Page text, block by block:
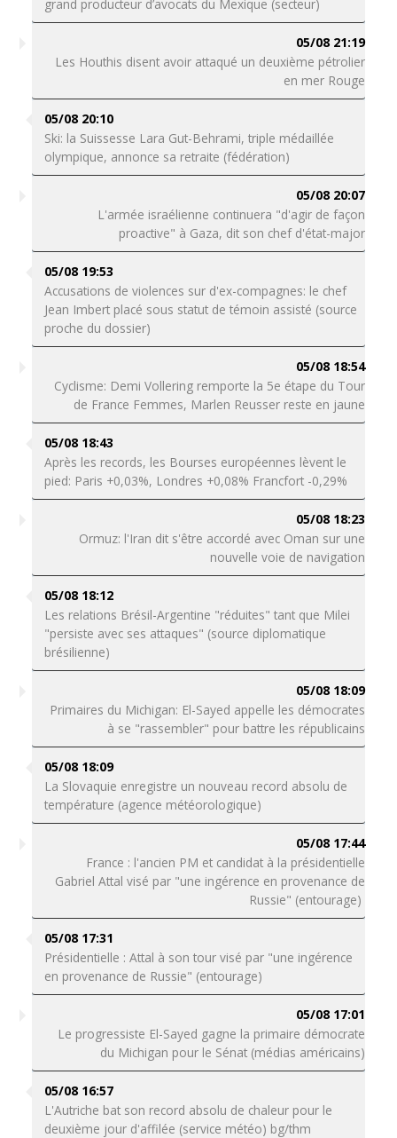
grand producteur d’avocats du Mexique (secteur)
05/08 21:19
Les Houthis disent avoir attaqué un deuxième pétrolier
en mer Rouge
05/08 20:10
Ski: la Suissesse Lara Gut-Behrami, triple médaillée
olympique, annonce sa retraite (fédération)
05/08 20:07
L'armée israélienne continuera "d'agir de façon
proactive" à Gaza, dit son chef d'état-major
05/08 19:53
Accusations de violences sur d'ex-compagnes: le chef
Jean Imbert placé sous statut de témoin assisté (source
proche du dossier)
05/08 18:54
Cyclisme: Demi Vollering remporte la 5e étape du Tour
de France Femmes, Marlen Reusser reste en jaune
05/08 18:43
Après les records, les Bourses européennes lèvent le
pied: Paris +0,03%, Londres +0,08% Francfort -0,29%
05/08 18:23
Ormuz: l'Iran dit s'être accordé avec Oman sur une
nouvelle voie de navigation
05/08 18:12
Les relations Brésil-Argentine "réduites" tant que Milei
"persiste avec ses attaques" (source diplomatique
brésilienne)
05/08 18:09
Primaires du Michigan: El-Sayed appelle les démocrates
à se "rassembler" pour battre les républicains
05/08 18:09
La Slovaquie enregistre un nouveau record absolu de
température (agence météorologique)
05/08 17:44
France : l'ancien PM et candidat à la présidentielle
Gabriel Attal visé par "une ingérence en provenance de
Russie" (entourage)
05/08 17:31
Présidentielle : Attal à son tour visé par "une ingérence
en provenance de Russie" (entourage)
05/08 17:01
Le progressiste El-Sayed gagne la primaire démocrate
du Michigan pour le Sénat (médias américains)
05/08 16:57
L'Autriche bat son record absolu de chaleur pour le
deuxième jour d'affilée (service météo) bg/thm